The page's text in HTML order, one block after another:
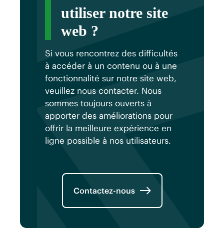
tous les utilisateurs.
utiliser notre site
web ?
Si vous rencontrez des difficultés
à accéder à un contenu ou à une
fonctionnalité sur notre site web,
veuillez nous contacter. Nous
sommes toujours ouverts à
apporter des améliorations pour
offrir la meilleure expérience en
ligne possible à nos utilisateurs.
Contactez-nous